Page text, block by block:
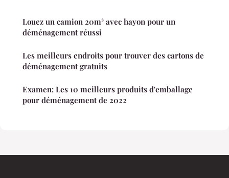
Louez un camion 20m³ avec hayon pour un
déménagement réussi
Les meilleurs endroits pour trouver des cartons de
déménagement gratuits
Examen: Les 10 meilleurs produits d'emballage
pour déménagement de 2022